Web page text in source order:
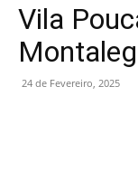
Vila
24 de Fevereiro, 2025